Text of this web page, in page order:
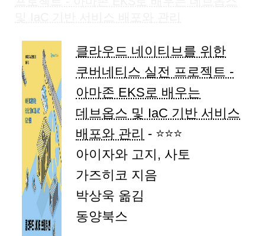
클라우드 네이티브를 위한
쿠버네티스 실전 프로젝트 -
아마존 EKS로 배우는
데브옵스 및 IaC 기반 서비스
배포와 관리 - ⭐⭐⭐
아이자와 고지, 사토
가즈히코 지음
박상욱 옮김
동양북스